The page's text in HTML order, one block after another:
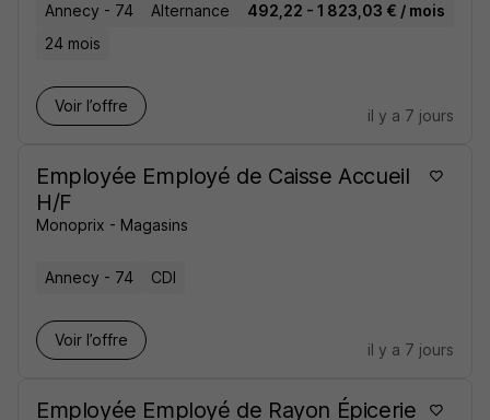
Annecy - 74 Alternance
492,22 - 1 823,03 € / mois
24 mois
Voir l’offre
il y a 7 jours
Employée Employé de Caisse Accueil
H/F
Monoprix - Magasins
Annecy - 74 CDI
Voir l’offre
il y a 7 jours
Employée Employé de Rayon Épicerie